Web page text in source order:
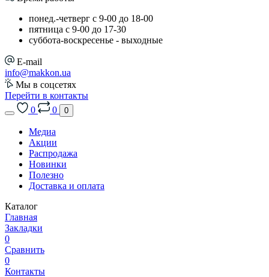
понед.-четверг с 9-00 до 18-00
пятница с 9-00 до 17-30
cуббота-воскресенье - выходные
E-mail
info@makkon.ua
Мы в соцсетях
Перейти в контакты
0
0 0
Медиа
Акции
Распродажа
Новинки
Полезно
Доставка и оплата
Каталог
Главная
Закладки
0
Сравнить
0
Контакты